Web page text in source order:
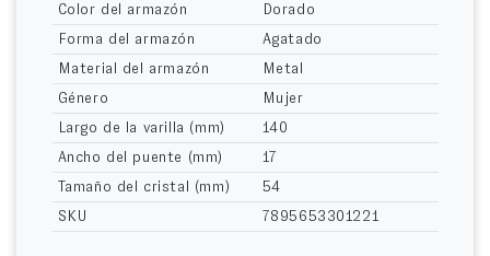
Color del armazón
Dorado
Forma del armazón
Agatado
Material del armazón
Metal
Género
Mujer
Largo de la varilla (mm)
140
Ancho del puente (mm)
17
Tamaño del cristal (mm)
54
SKU
7895653301221